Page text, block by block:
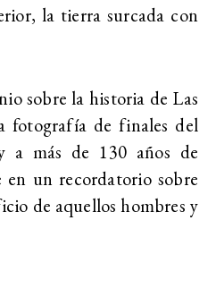
la tierra surcada con
sobre la historia de Las
fotografía de finales del
más de 130 años de
en un recordatorio sobre
de aquellos hombres y